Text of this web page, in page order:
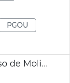
PGOU
Nuevo semáforo avenida Tirso de Molina València